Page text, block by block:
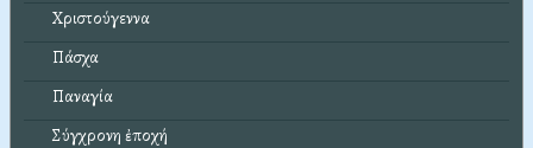
Χριστούγεννα
Πάσχα
Παναγία
Σύγχρονη ἐποχή